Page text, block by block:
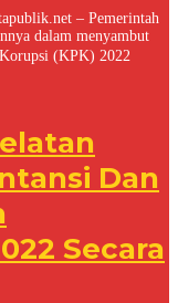
– Pemerintah
dalam menyambut
(KPK) 2022
Dan
Secara